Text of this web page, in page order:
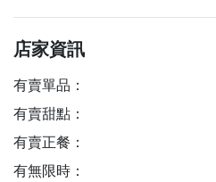
店家資訊
有賣單品：
有賣甜點：
有賣正餐：
有無限時：